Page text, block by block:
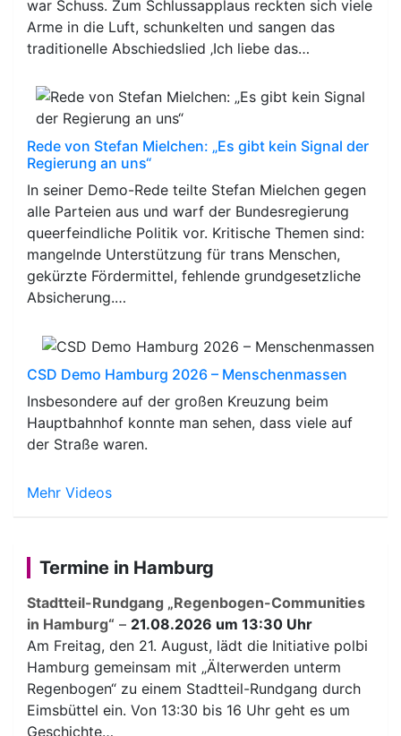
war Schuss. Zum Schlussapplaus reckten sich viele
Arme in die Luft, schunkelten und sangen das
traditionelle Abschiedslied ‚Ich liebe das…
Rede von Stefan Mielchen: „Es gibt kein Signal der
Regierung an uns“
In seiner Demo-Rede teilte Stefan Mielchen gegen
alle Parteien aus und warf der Bundesregierung
queerfeindliche Politik vor. Kritische Themen sind:
mangelnde Unterstützung für trans Menschen,
gekürzte Fördermittel, fehlende grundgesetzliche
Absicherung.…
CSD Demo Hamburg 2026 – Menschenmassen
Insbesondere auf der großen Kreuzung beim
Hauptbahnhof konnte man sehen, dass viele auf
der Straße waren.
Mehr Videos
Termine in Hamburg
Stadtteil-Rundgang „Regenbogen-Communities
in Hamburg“ – 21.08.2026 um 13:30 Uhr
Am Freitag, den 21. August, lädt die Initiative polbi
Hamburg gemeinsam mit „Älterwerden unterm
Regenbogen“ zu einem Stadtteil-Rundgang durch
Eimsbüttel ein. Von 13:30 bis 16 Uhr geht es um
Geschichte…